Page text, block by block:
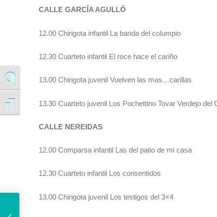
Alternar alto contraste
Alternar tamaño de letra
CALLE GARCÍA AGULLÓ
12.00 Chirigota infantil La banda del columpio
12.30 Cuarteto infantil El roce hace el cariño
13.00 Chirigota juvenil Vuelven las mas…carillas
13.30 Cuarteto juvenil Los Pochettino Tovar Verdejo del
CALLE NEREIDAS
12.00 Comparsa infantil Las del patio de mi casa
12.30 Cuarteto infantil Los consentidos
13.00 Chirigota juvenil Los testigos del 3×4
El alcalde lamenta «un nuevo recorte» del Gobierno del PSOE a proyectos en la ciudad